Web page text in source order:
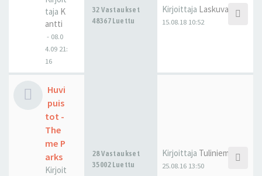
taja K
antti
- 08.0
4.09 21:
16
32 Vastaukset
48367 Luettu
Kirjoittaja Laskuvarjo
15.08.18 10:52
Huvi
puis
tot -
The
me P
arks
Kirjoit
28 Vastaukset
35002 Luettu
Kirjoittaja Tuliniemi
25.08.16 13:50